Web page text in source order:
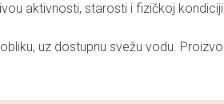
aktivnosti, starosti i fizičkoj
uz dostupnu svežu vodu.